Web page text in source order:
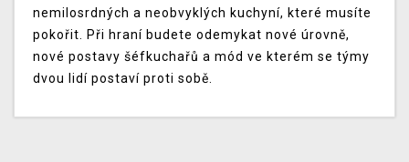
nemilosrdných a neobvyklých kuchyní, které musíte
pokořit. Při hraní budete odemykat nové úrovně,
nové postavy šéfkuchařů a mód ve kterém se týmy
dvou lidí postaví proti sobě.